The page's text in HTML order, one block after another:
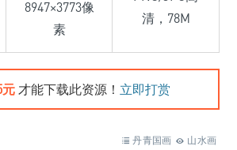
8947×3773像
素
清，78M
元 才能下载此资源！ 立即打赏
山水画
丹青国画